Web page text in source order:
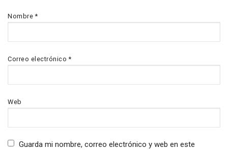
Nombre*
Correo electrónico*
Web
Guarda mi nombre, correo electrónico y web en este